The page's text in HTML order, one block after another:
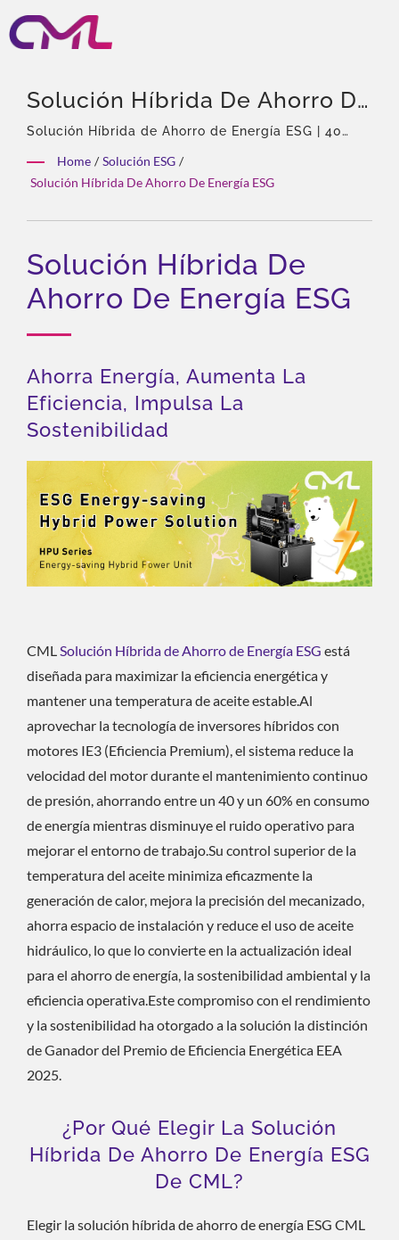
Solución Híbrida De Ahorro De
Energía ESG | Válvulas
Hidráulicas Certificadas Por
EMC, ISO 9001 Y CE – El
Reconocimiento Global De
CML
Solución Híbrida de Ahorro de Energía ESG | 40
Home / Solución ESG /
Solución Híbrida De Ahorro De Energía ESG
Solución Híbrida De
Ahorro De Energía ESG
Ahorra Energía, Aumenta La
Eficiencia, Impulsa La
Sostenibilidad
CMLSolución Híbrida de Ahorro de Energía ESG está
diseñada para maximizar la eficiencia energética y
mantener una temperatura de aceite estable.Al
aprovechar la tecnología de inversores híbridos con
motores IE3 (Eficiencia Premium), el sistema reduce la
velocidad del motor durante el mantenimiento continuo
de presión, ahorrando entre un 40 y un 60% en consumo
de energía mientras disminuye el ruido operativo para
mejorar el entorno de trabajo.Su control superior de la
temperatura del aceite minimiza eficazmente la
generación de calor, mejora la precisión del mecanizado,
ahorra espacio de instalación y reduce el uso de aceite
hidráulico, lo que lo convierte en la actualización ideal
para el ahorro de energía, la sostenibilidad ambiental y la
eficiencia operativa.Este compromiso con el rendimiento
y la sostenibilidad ha otorgado a la solución la distinción
de Ganador del Premio de Eficiencia Energética EEA
2025.
¿Por Qué Elegir La Solución
Híbrida De Ahorro De Energía ESG
De CML?
Elegir la solución híbrida de ahorro de energía ESG CML